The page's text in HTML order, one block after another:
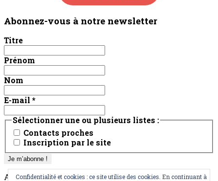
Abonnez-vous à notre newsletter
Titre
Prénom
Nom
E-mail *
Sélectionner une ou plusieurs listes :
Contacts proches
Inscription par le site
AOTMConfidentialité et cookies : ce site utilise des cookies. En continuant à